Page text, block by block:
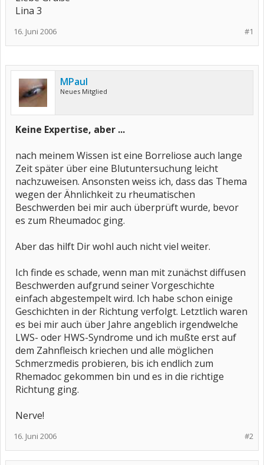
Lina 3
#1
16. Juni 2006
MPaul
Neues Mitglied
Keine Expertise, aber ...
nach meinem Wissen ist eine Borreliose auch lange
Zeit später über eine Blutuntersuchung leicht
nachzuweisen. Ansonsten weiss ich, dass das Thema
wegen der Ähnlichkeit zu rheumatischen
Beschwerden bei mir auch überprüft wurde, bevor
es zum Rheumadoc ging.
Aber das hilft Dir wohl auch nicht viel weiter.
Ich finde es schade, wenn man mit zunächst diffusen
Beschwerden aufgrund seiner Vorgeschichte
einfach abgestempelt wird. Ich habe schon einige
Geschichten in der Richtung verfolgt. Letztlich waren
es bei mir auch über Jahre angeblich irgendwelche
LWS- oder HWS-Syndrome und ich mußte erst auf
dem Zahnfleisch kriechen und alle möglichen
Schmerzmedis probieren, bis ich endlich zum
Rhemadoc gekommen bin und es in die richtige
Richtung ging.
Nerve!
#2
16. Juni 2006